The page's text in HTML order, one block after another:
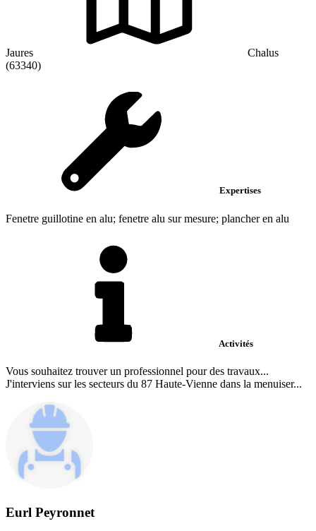
Jaures
Chalus
(63340)
Expertises
Fenetre guillotine en alu; fenetre alu sur mesure; plancher en alu
Activités
Vous souhaitez trouver un professionnel pour des travaux...
J'interviens sur les secteurs du 87 Haute-Vienne dans la menuiser...
Eurl Peyronnet